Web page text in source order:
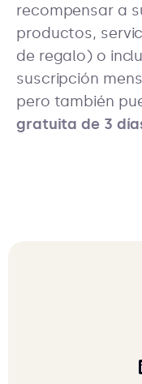
recompensar a
productos,
de regalo) o
suscripción
pero también
gratuita de 3